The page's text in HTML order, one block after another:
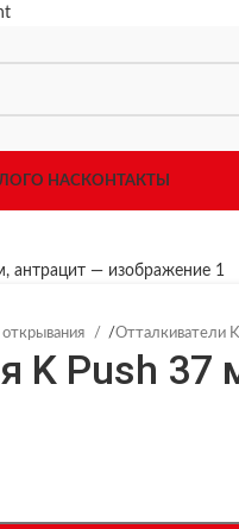
О НАСКОНТАКТЫ
/Отталкиватели
K Push 37